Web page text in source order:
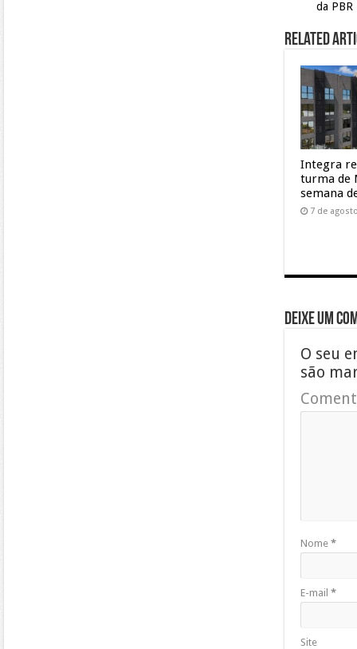
da PBR
Related
Integra
turma de
semana
7 de
Deixe um
O seu
são
Nome *
E-mail *
Site